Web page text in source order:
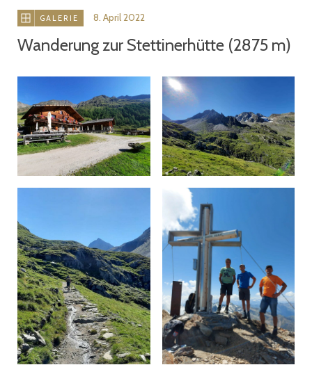
GALERIE 8. April 2022
Wanderung zur Stettinerhütte (2875 m)